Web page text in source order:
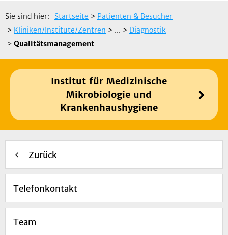
Sie sind hier: Startseite > Patienten & Besucher
> Kliniken/Institute/Zentren > ... > Diagnostik
> Qualitätsmanagement
Institut für Medizinische
Mikrobiologie und
Krankenhaushygiene
Zurück
Telefonkontakt
Team